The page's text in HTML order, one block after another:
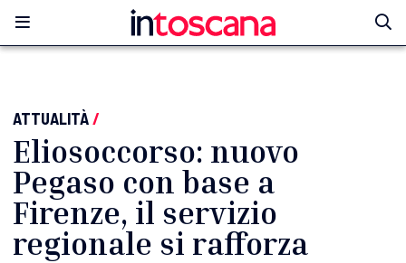
ATTUALITÀ/
Eliosoccorso: nuovo
Pegaso con base a
Firenze, il servizio
regionale si rafforza